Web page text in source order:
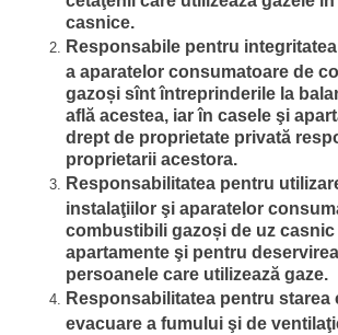
casnice.
Responsabile pentru
a aparatelor consumatoare de
gazoși sînt întreprinderile la
află acestea, iar în casele şi
drept de proprietate privată
proprietarii acestora.
Responsabilitatea pentru
instalaţiilor şi aparatelor
combustibili gazoși de uz casnic
apartamente şi pentru
persoanele care utilizează gaze.
Responsabilitatea pentru starea
evacuare a fumului şi de